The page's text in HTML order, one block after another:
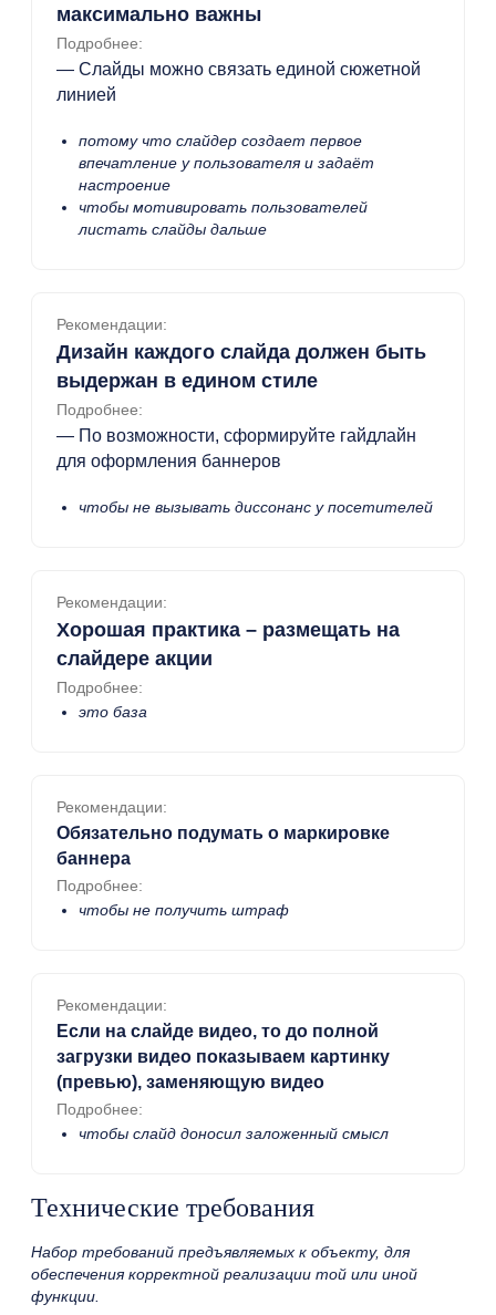
максимально важны
Подробнее:
— Слайды можно связать единой сюжетной
линией
потому что слайдер создает первое
впечатление у пользователя и задаёт
настроение
чтобы мотивировать пользователей
листать слайды дальше
Рекомендации:
Дизайн каждого слайда должен быть
выдержан в едином стиле
Подробнее:
— По возможности, сформируйте гайдлайн
для оформления баннеров
чтобы не вызывать диссонанс у посетителей
Рекомендации:
Хорошая практика – размещать на
слайдере акции
Подробнее:
это база
Рекомендации:
Обязательно подумать о маркировке
баннера
Подробнее:
чтобы не получить штраф
Рекомендации:
Если на слайде видео, то до полной
загрузки видео показываем картинку
(превью), заменяющую видео
Подробнее:
чтобы слайд доносил заложенный смысл
Технические требования
Набор требований предъявляемых к объекту, для
обеспечения корректной реализации той или иной
функции.